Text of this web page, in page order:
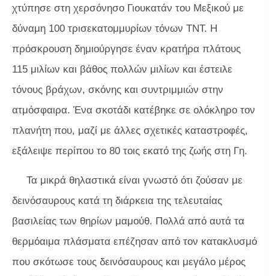
χτύπησε στη χερσόνησο Γιουκατάν του Μεξικού με
δύναμη 100 τρισεκατομμυρίων τόνων TNT. Η
πρόσκρουση δημιούργησε έναν κρατήρα πλάτους
115 μιλίων και βάθος πολλών μιλίων και έστειλε
τόνους βράχων, σκόνης και συντριμμιών στην
ατμόσφαιρα. Ένα σκοτάδι κατέβηκε σε ολόκληρο τον
πλανήτη που, μαζί με άλλες σχετικές καταστροφές,
εξάλειψε περίπου το 80 τοις εκατό της ζωής στη Γη.
Τα μικρά θηλαστικά είναι γνωστό ότι ζούσαν με
δεινόσαυρους κατά τη διάρκεια της τελευταίας
βασιλείας των θηρίων μαμούθ. Πολλά από αυτά τα
θερμόαιμα πλάσματα επέζησαν από τον κατακλυσμό
που σκότωσε τους δεινόσαυρους και μεγάλο μέρος